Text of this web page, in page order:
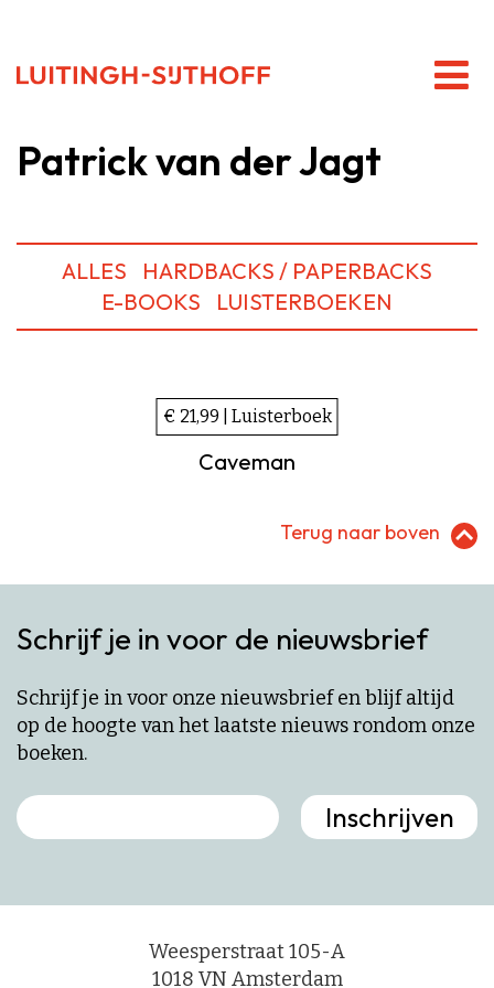
Patrick van der Jagt
ALLES
HARDBACKS / PAPERBACKS
E-BOOKS
LUISTERBOEKEN
€ 21,99 | Luisterboek
Caveman
Terug naar boven
Schrijf je in voor de nieuwsbrief
Schrijf je in voor onze nieuwsbrief en blijf altijd
op de hoogte van het laatste nieuws rondom onze
boeken.
Weesperstraat 105-A
1018 VN Amsterdam